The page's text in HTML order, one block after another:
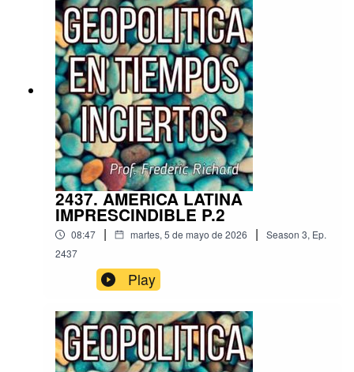
2437. AMERICA LATINA
IMPRESCINDIBLE P.2
08:47 | martes, 5 de mayo de 2026 | Season 3, Ep.
2437
Play